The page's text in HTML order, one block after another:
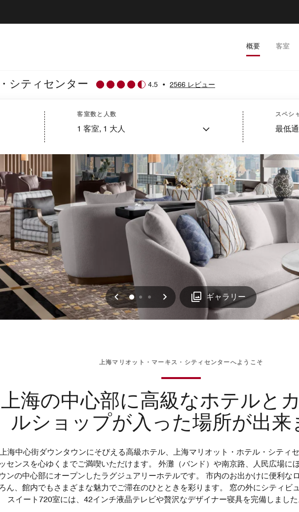
概要 客室
シティセンター 4.5 • 2566 レビュー
客室数と人数
1 客室, 1 大人
スペシ
最低
戻る
0 1 2 次へ ギャラリー
上海マリオット・マーキス・シティセンターへようこそ
上海の中心部に高級なホテルと
ルショップが入った場所が出来
上海中心街ダウンタウンにそびえる高級ホテル、上海マリオット・ホテル・シティ
ッセンスを心ゆくまでご満喫いただけます。 外灘（バンド）や南京路、人民広場に
ウンの中心部にオープンしたラグジュアリーホテルです。 市内のお出かけに便利な
ん、館内でもさまざまな魅力でご滞在のひとときを彩ります。 窓の外にシティビ
スイート720室には、42インチ液晶テレビや贅沢なデザイナー寝具を完備しました